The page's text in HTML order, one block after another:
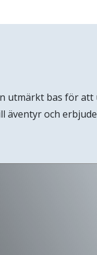
utmärkt bas för
äventyr och